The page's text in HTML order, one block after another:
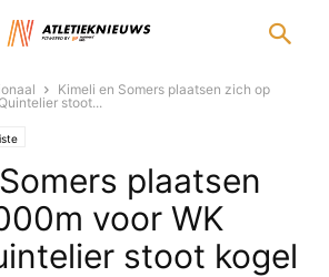
Kimeli en Somers plaatsen zich op
stoot...
plaatsen
voor WK
stoot kogel